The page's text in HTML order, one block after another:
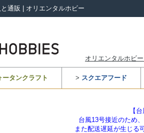
通販 | オリエンタルホビー
オリエンタルホビ
ータンクラフト > スクエアフード
【
台風13号接近のため
また配送遅延が生じる